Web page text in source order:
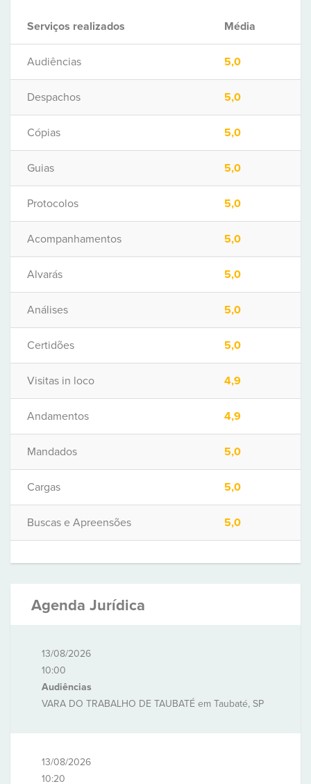
Serviços realizados Média
Audiências 5,0
Despachos 5,0
Cópias 5,0
Guias 5,0
Protocolos 5,0
Acompanhamentos 5,0
Alvarás 5,0
Análises 5,0
Certidões 5,0
Visitas in loco 4,9
Andamentos 4,9
Mandados 5,0
Cargas 5,0
Buscas e Apreensões 5,0
Agenda Jurídica
13/08/2026
10:00
Audiências
VARA DO TRABALHO DE TAUBATÉ em Taubaté, SP
13/08/2026
10:20